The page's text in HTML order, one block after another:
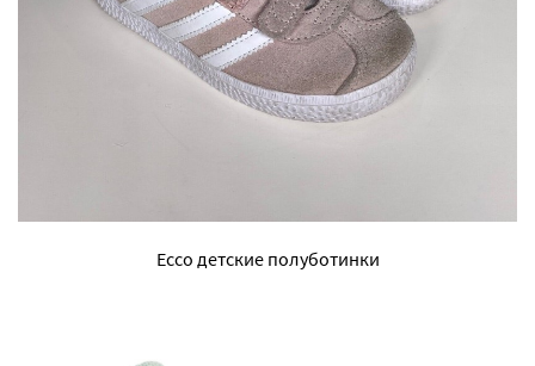
Ecco детские полуботинки